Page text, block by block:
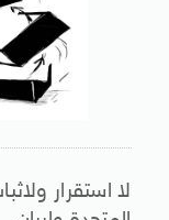
لا استقرار